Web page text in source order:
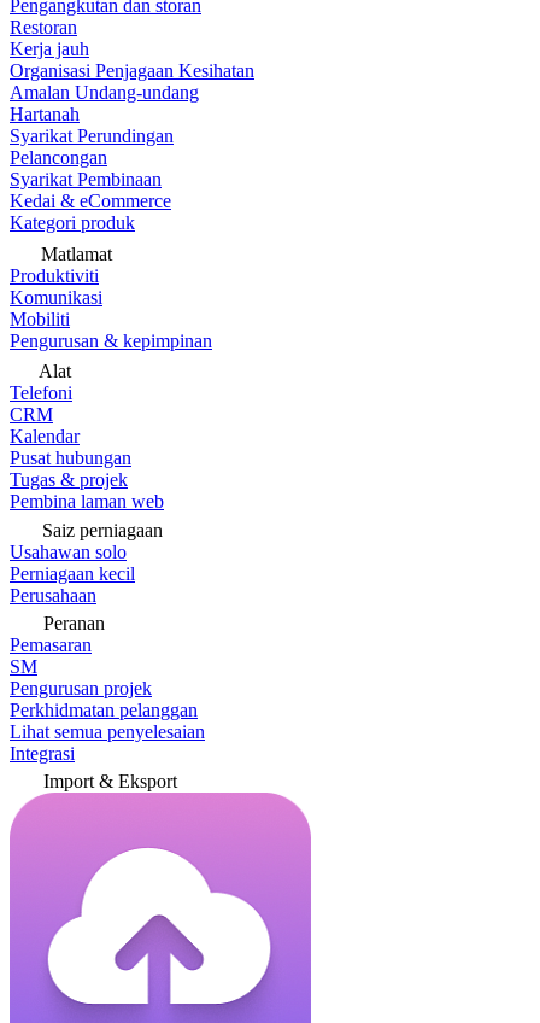
Pengangkutan dan storan
Restoran
Kerja jauh
Organisasi Penjagaan Kesihatan
Amalan Undang-undang
Hartanah
Syarikat Perundingan
Pelancongan
Syarikat Pembinaan
Kedai & eCommerce
Kategori produk
Matlamat
Produktiviti
Komunikasi
Mobiliti
Pengurusan & kepimpinan
Alat
Telefoni
CRM
Kalendar
Pusat hubungan
Tugas & projek
Pembina laman web
Saiz perniagaan
Usahawan solo
Perniagaan kecil
Perusahaan
Peranan
Pemasaran
SM
Pengurusan projek
Perkhidmatan pelanggan
Lihat semua penyelesaian
Integrasi
Import & Eksport